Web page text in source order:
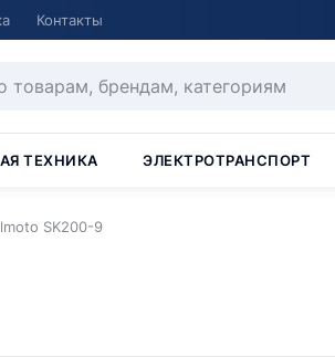
Контакты
ТЕХНИКА ЭЛЕКТРОТРАНСПОРТ
SK200-9